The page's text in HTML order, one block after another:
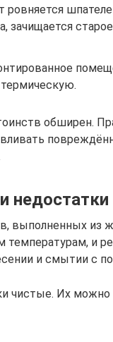
ровняется
зачищается
обширен.
выполненных из
температурам, и
и смытии с
чистые. Их